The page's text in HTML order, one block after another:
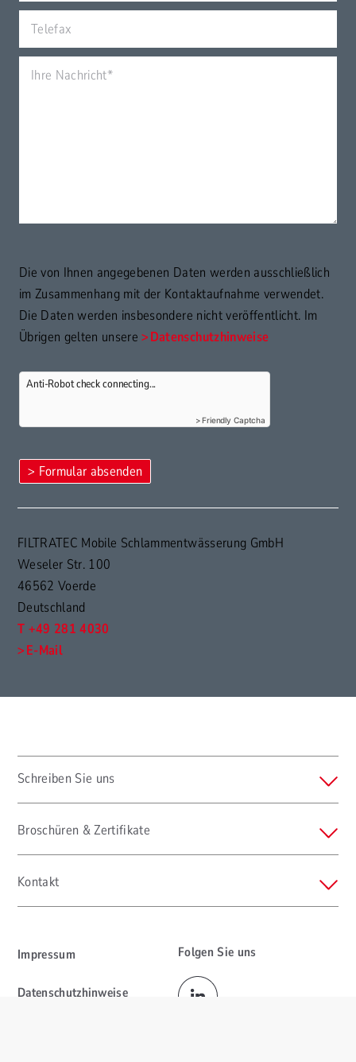
Die von Ihnen angegebenen Daten werden ausschließlich
im Zusammenhang mit der Kontaktaufnahme verwendet.
Die Daten werden insbesondere nicht veröffentlicht. Im
Übrigen gelten unsere Datenschutzhinweise
Anti-Robot check connecting...
Friendly Captcha
FILTRATEC Mobile Schlammentwässerung GmbH
Weseler Str. 100
46562 Voerde
Deutschland
T +49 281 4030
E-Mail
Schreiben Sie uns
Broschüren & Zertifikate
Kontakt
Impressum
Datenschutzhinweise
Folgen Sie uns